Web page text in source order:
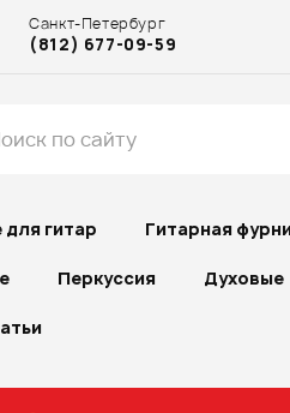
Санкт-Петербург
(812) 677-09-59
для гитар Гитарная
Перкуссия Духовые